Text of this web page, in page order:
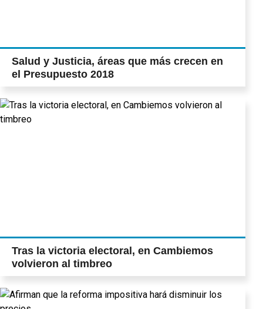
Salud y Justicia, áreas que más crecen en
el Presupuesto 2018
Tras la victoria electoral, en Cambiemos
volvieron al timbreo